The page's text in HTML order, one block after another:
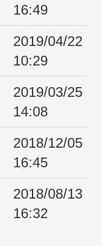
16:49
2019/04/22
10:29
2019/03/25
14:08
2018/12/05
16:45
2018/08/13
16:32